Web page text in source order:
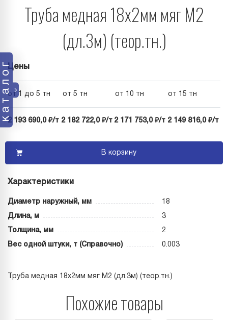
каталог
Труба медная 18х2мм мяг М2
(дл.3м) (теор.тн.)
Цены
от 1 до 5 тн от 5 тн от 10 тн от 15 тн
2 193 690,0 ₽/т 2 182 722,0 ₽/т 2 171 753,0 ₽/т 2 149 816,0 ₽/т
В корзину
Характеристики
Диаметр наружный, мм 18
Длина, м 3
Толщина, мм 2
Вес одной штуки, т (Справочно) 0.003
Труба медная 18х2мм мяг М2 (дл.3м) (теор.тн.)
Похожие товары